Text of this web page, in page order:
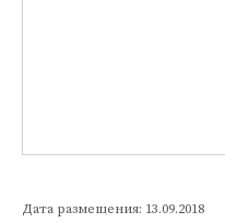
Дата размещения: 13.09.2018